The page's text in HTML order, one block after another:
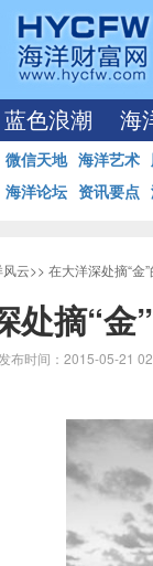
蓝色浪潮 海
微信天地 海洋艺术
海洋论坛 资讯要点
云>> 在大洋深处摘“
处摘“
间：2015-05-21